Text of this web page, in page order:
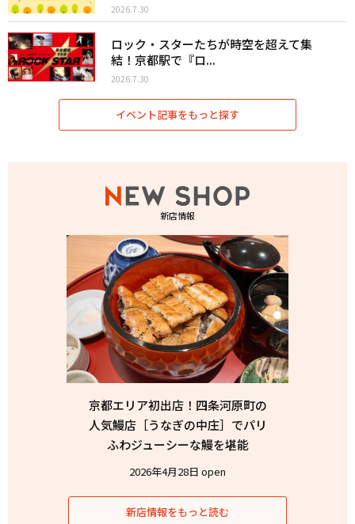
2026.7.30
ロック・スターたちが時空を超えて集
結！京都駅で『ロ...
2026.7.30
イベント記事をもっと探す
新店情報
京都エリア初出店！四条河原町の
人気鰻店［うなぎの中庄］でパリ
ふわジューシーな鰻を堪能
2026年4月28日 open
新店情報をもっと読む